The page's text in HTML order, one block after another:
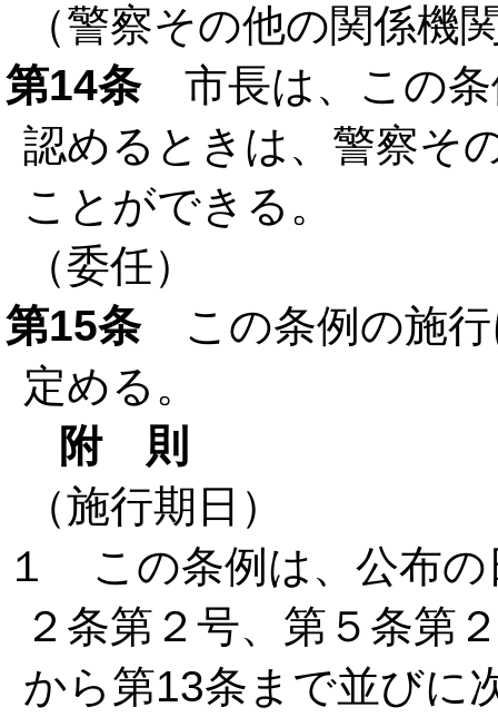
（警察その他の関係機
第14条市長は、この条
認めるときは、警察そ
ことができる。
（委任）
第15条この条例の施行
定める。
附 則
（施行期日）
１ この条例は、公布の
２条第２号、第５条第
から第13条まで並びに